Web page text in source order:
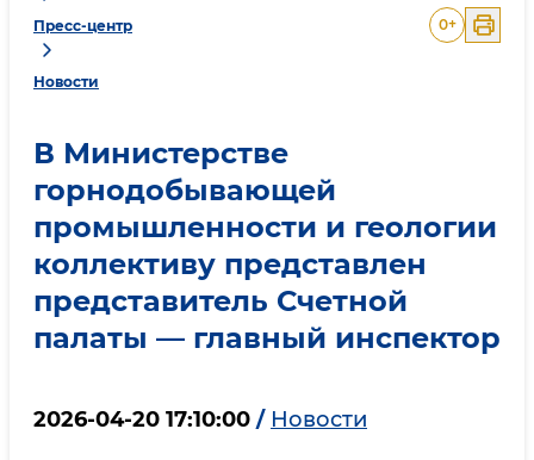
Пресс-центр
Новости
0+
В Министерстве
горнодобывающей
промышленности и геологии
коллективу представлен
представитель Счетной
палаты — главный инспектор
2026-04-20 17:10:00 / Новости